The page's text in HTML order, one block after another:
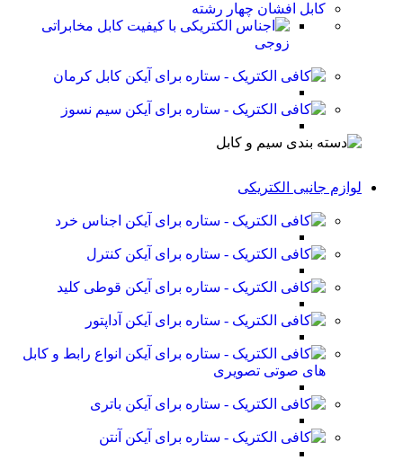
کابل افشان چهار رشته
کابل مخابراتی
زوجی
کابل کرمان
سیم نسوز
لوازم جانبی الکتریکی
اجناس خرد
کنترل
قوطی کلید
آداپتور
انواع رابط و کابل
های صوتی تصویری
باتری
آنتن